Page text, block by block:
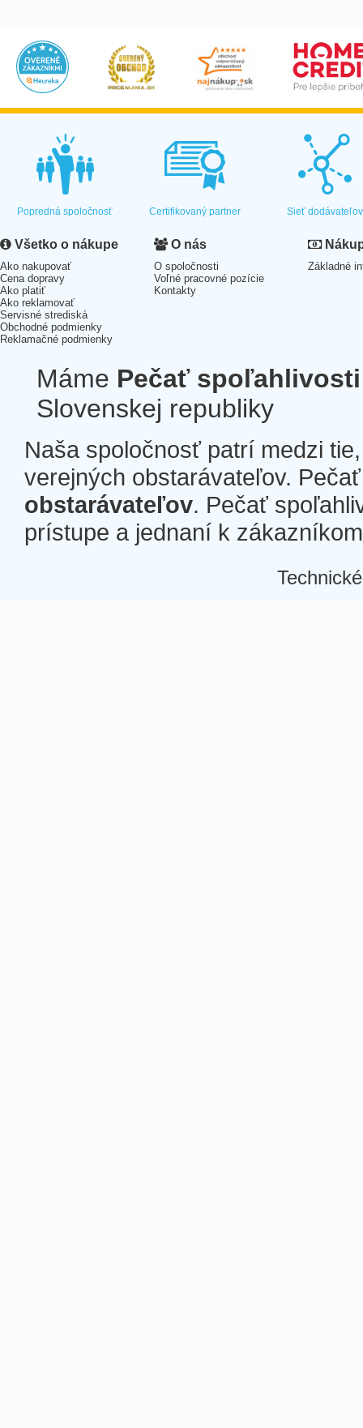
Popredná spoločnosť Certifikovaný partner Sieť dodávateľov
Všetko o nákupe
Ako nakupovať
Cena dopravy
Ako platiť
Ako reklamovať
Servisné strediská
Obchodné podmienky
Reklamačné podmienky
O nás
O spoločnosti
Voľné pracovné pozície
Kontakty
Základné
Máme Pečať spoľahlivosti
Slovenskej republiky
Naša spoločnosť patrí medzi
verejných obstarávateľov.
obstarávateľov. Pečať
prístupe a jednaní k